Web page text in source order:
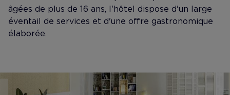
âgées de plus de 16 ans, l'hôtel dispose d'un large
éventail de services et d'une offre gastronomique
élaborée.